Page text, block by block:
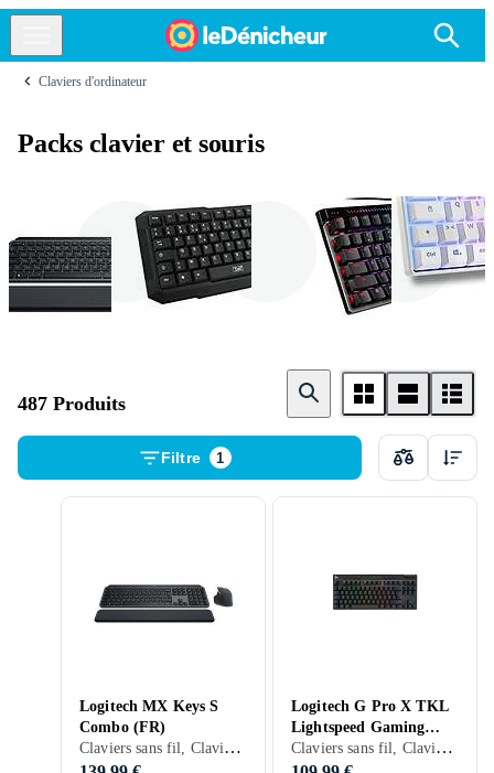
Claviers d'ordinateur
Packs clavier et souris
487 Produits
Filtre 1
Logitech MX Keys S
Combo (FR)
Claviers sans fil, Claviers mécaniques, Packs clavier et souris, Scissor switch , Français, Mac
Logitech G Pro X TKL
Lightspeed Gaming
Keyboard (FR)
Claviers sans fil, Claviers filaires, Claviers gaming, Claviers mécaniques, Packs clavier et souris, Mécanique, Français, TKL (tenkeyless/kompakt)